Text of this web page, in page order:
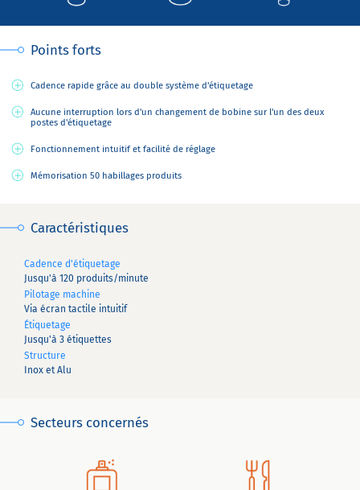
Points forts
Cadence rapide grâce au double système d'étiquetage
Aucune interruption lors d'un changement de bobine sur l'un des deux
postes d'étiquetage
Fonctionnement intuitif et facilité de réglage
Mémorisation 50 habillages produits
Caractéristiques
Cadence d'étiquetage
Jusqu'à 120 produits/minute
Pilotage machine
Via écran tactile intuitif
Étiquetage
Jusqu'à 3 étiquettes
Structure
Inox et Alu
Secteurs concernés